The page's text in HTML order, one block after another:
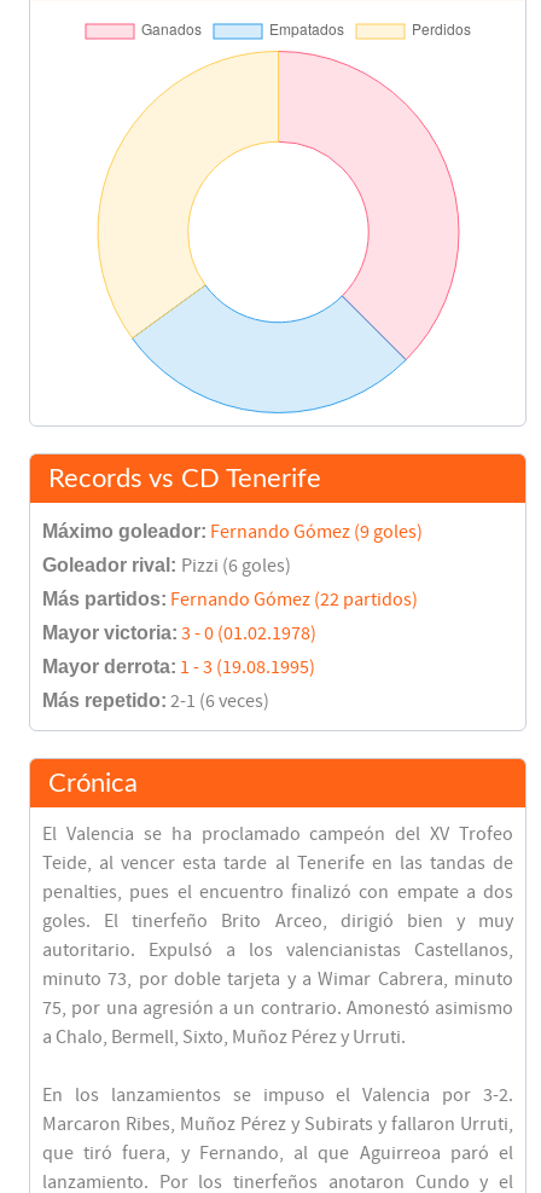
Julio(Pen.) 79'
Inicio pr�rroga
Penalties (2-3)
Final del partido
Records vs CD Tenerife
Máximo goleador: Fernando Gómez (9 goles)
Goleador rival: Pizzi (6 goles)
Más partidos: Fernando Gómez (22 partidos)
Mayor victoria: 3 - 0 (01.02.1978)
Mayor derrota: 1 - 3 (19.08.1995)
Más repetido: 2-1 (6 veces)
Crónica
El Valencia se ha proclamado campeón del XV Trofeo
Teide, al vencer esta tarde al Tenerife en las tandas de
penalties, pues el encuentro finalizó con empate a dos
goles. El tinerfeño Brito Arceo, dirigió bien y muy
autoritario. Expulsó a los valencianistas Castellanos,
minuto 73, por doble tarjeta y a Wimar Cabrera, minuto
75, por una agresión a un contrario. Amonestó asimismo
a Chalo, Bermell, Sixto, Muñoz Pérez y Urruti.
En los lanzamientos se impuso el Valencia por 3-2.
Marcaron Ribes, Muñoz Pérez y Subirats y fallaron Urruti,
que tiró fuera, y Fernando, al que Aguirreoa paró el
lanzamiento. Por los tinerfeños anotaron Cundo y el